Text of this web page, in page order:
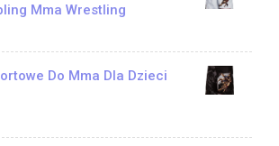
Mma Wrestling
Do Mma Dla Dzieci